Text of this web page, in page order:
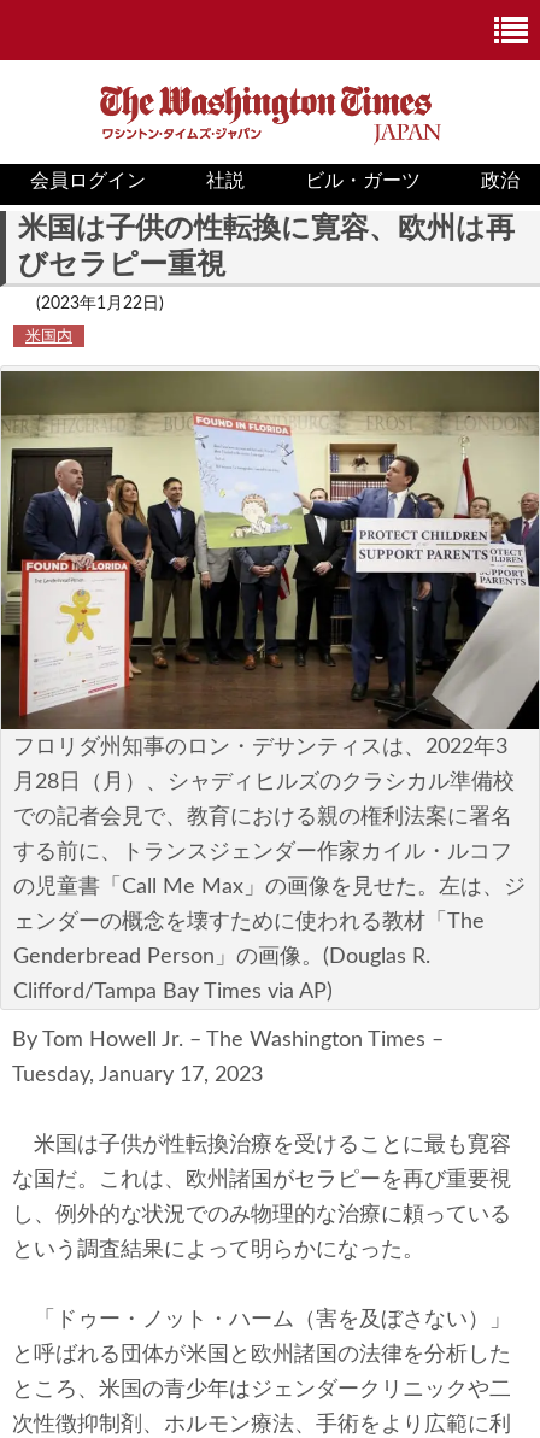
ニュース
政治
米国内
国際
安全保障
ビジネス・経済
カルチャー
ポリシー
税制・予算
エネルギー・環境
サイバーセキュリティ―
航空宇宙・防衛
国境・移民政策
テクノロジー
コメンタリー
社説
ビル・ガーツ
東アジア
東京発
会員ログイン 社説 ビル・ガーツ 政治
米国は子供の性転換に寛容、欧州は再
びセラピー重視
(2023年1月22日)
米国内
フロリダ州知事のロン・デサンティスは、2022年3
月28日（月）、シャディヒルズのクラシカル準備校
での記者会見で、教育における親の権利法案に署名
する前に、トランスジェンダー作家カイル・ルコフ
の児童書「Call Me Max」の画像を見せた。左は、ジ
ェンダーの概念を壊すために使われる教材「The
Genderbread Person」の画像。(Douglas R.
Clifford/Tampa Bay Times via AP)
By Tom Howell Jr. – The Washington Times –
Tuesday, January 17, 2023
米国は子供が性転換治療を受けることに最も寛容
な国だ。これは、欧州諸国がセラピーを再び重要視
し、例外的な状況でのみ物理的な治療に頼っている
という調査結果によって明らかになった。
「ドゥー・ノット・ハーム（害を及ぼさない）」
と呼ばれる団体が米国と欧州諸国の法律を分析した
ところ、米国の青少年はジェンダークリニックや二
次性徴抑制剤、ホルモン療法、手術をより広範に利